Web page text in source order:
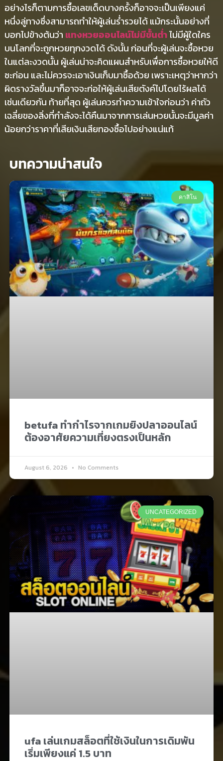
อย่างไรก็ตามการซื้อเลขเด็ดบางครั้งก็อาจจะเป็นเพียงแค่
หนึ่งลู่ทางซึ่งสามารถทำให้ผู้เล่นร่ำรวยได้ แม้กระนั้นอย่างที่
บอกไปข้างต้นว่า แทงหวยออนไลน์ไม่มีขั้นต่ำไม่มีผู้ใดใคร
บนโลกที่จะถูกหวยทุกงวดได้ ดังนั้น ก่อนที่จะผู้เล่นจะซื้อหวย
ในแต่ละงวดนั้น ผู้เล่นน่าจะคิดแผนสำหรับเพื่อการซื้อหวยให้ดี
ซะก่อน และไม่ควรจะเอาเงินเก็บมาซื้อด้วย เพราะเหตุว่าหากว่า
ผิดรางวัลขึ้นมาก็อาจจะก่อให้ผู้เล่นเสียตังค์ไปโดยไร้ผลได้
เช่นเดียวกัน ท้ายที่สุด ผู้เล่นควรทำความเข้าใจก่อนว่า ค่าถัว
เฉลี่ยของสิ่งที่กำลังจะได้คืนมาจากการเล่นหวยนั้นจะมีมูลค่า
น้อยกว่าราคาที่เสียเงินเสียทองซื้อไปอย่างแน่แท้
บทความน่าสนใจ
คาสิโน
betufa ทำกำไรจากเกมยิงปลาออนไลน์
ต้องอาศัยความเที่ยงตรงเป็นหลัก
August 6, 2026 No Comments
UNCATEGORIZED
ufa เล่นเกมสล็อตที่ใช้เงินในการเดิมพัน
เริ่มเพียงแค่ 1.5 บาท